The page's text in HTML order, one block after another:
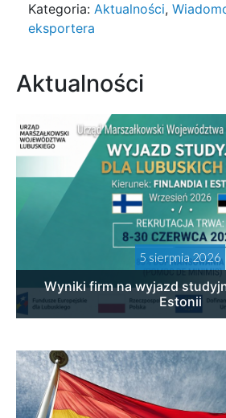
Kategoria: Aktualności,
eksportera
Aktualności
5 sierpnia 2026
Wyniki firm na wyjazd
Estonii